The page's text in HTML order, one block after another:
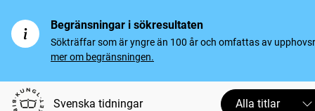
Begränsningar i sökresultaten
Sökträffar som är yngre än 100 år och omfattas av
mer om begränsningen.
Svenska tidningar Alla titlar